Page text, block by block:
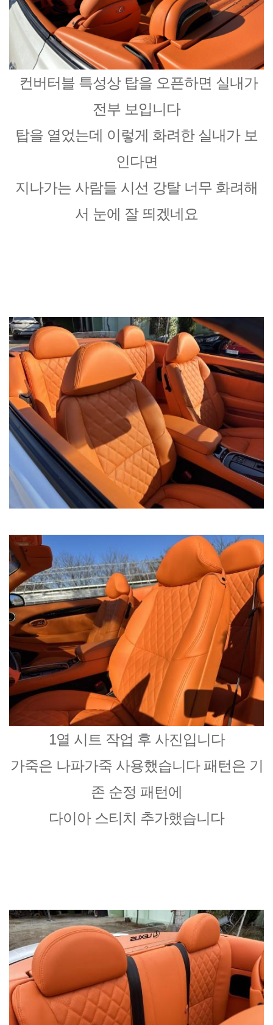
컨버터블 특성상 탑을 오픈하면 실내가
전부 보입니다
탑을 열었는데 이렇게 화려한 실내가 보
인다면
지나가는 사람들 시선 강탈 너무 화려해
서 눈에 잘 띄겠네요
1열 시트 작업 후 사진입니다
가죽은 나파가죽 사용했습니다 패턴은 기
존 순정 패턴에
다이아 스티치 추가했습니다